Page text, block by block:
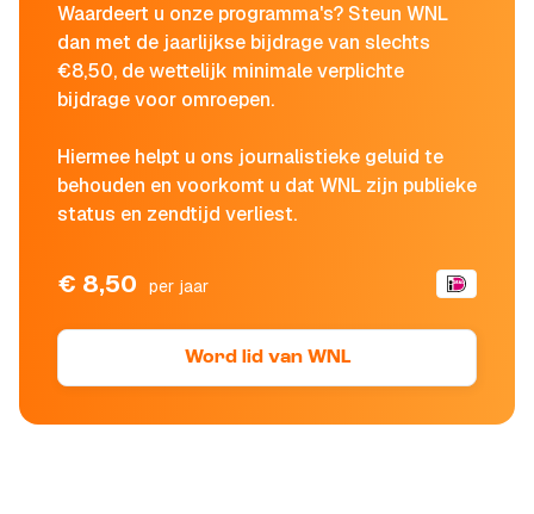
Waardeert u onze programma's? Steun WNL
dan met de jaarlijkse bijdrage van slechts
€8,50, de wettelijk minimale verplichte
bijdrage voor omroepen.
Hiermee helpt u ons journalistieke geluid te
behouden en voorkomt u dat WNL zijn publieke
status en zendtijd verliest.
€ 8,50 per jaar
Word lid van WNL